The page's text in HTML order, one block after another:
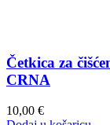
Četkica za
CRNA
10,00 €